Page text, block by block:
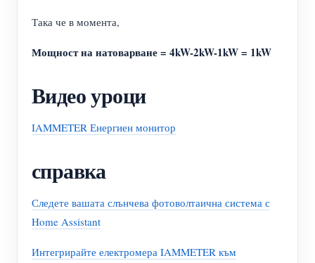
Така че в момента,
Мощност на натоварване = 4kW-2kW-1kW = 1kW
Видео уроци
IAMMETER Енергиен монитор
справка
Следете вашата слънчева фотоволтаична система с
Home Assistant
Интегрирайте електромера IAMMETER към